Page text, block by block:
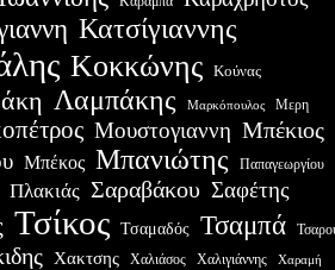
Κατσίγιαννης
Κοκκώνης Κούνας
Λαμπάκης Μαρκόπουλος Μερη
Μουστογιαννη Μπέκιος
Μπέκος Μπανιώτης Παπαγεωργίου
Πλακιάς Σαραβάκου Σαφέτης
Τσίκος Τσαμαδός Τσαμπά
Χακτσης Χαλιάσος Χαλιγιάννης Χαραμή